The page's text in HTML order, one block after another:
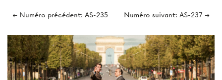
← Numéro précédent: AS-235 Numéro suivant: AS-237 →